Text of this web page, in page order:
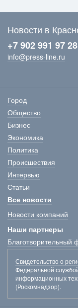
Новости в
+7 902 991 97 28
info@press-line.ru
Город
Общество
Бизнес
Экономика
Политика
Происшествия
Интервью
Статьи
Все новости
Новости компаний
Наши партнеры
Благотворительный
Свидетельство о
Федеральной
информационных
(Роскомнадзор).